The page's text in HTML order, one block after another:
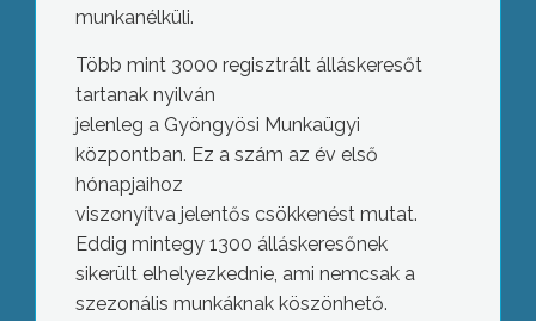
munkanélküli.
Több mint 3000 regisztrált álláskeresőt
tartanak nyilván
jelenleg a Gyöngyösi Munkaügyi
központban. Ez a szám az év első
hónapjaihoz
viszonyítva jelentős csökkenést mutat.
Eddig mintegy 1300 álláskeresőnek
sikerült elhelyezkednie, ami nemcsak a
szezonális munkáknak köszönhető.